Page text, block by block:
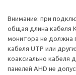
Внимание: при
общая длина кабеля
монитора не должна
кабеля UTP или
коаксиально кабеля
панелей AHD не